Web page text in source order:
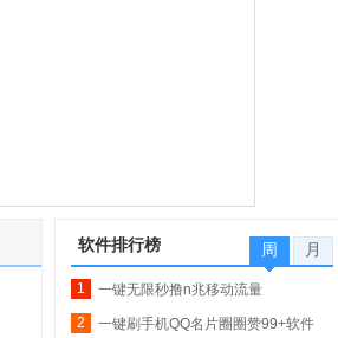
软件排行榜 周 月
1
一键无限秒撸n兆移动流量
2
一键刷手机QQ名片圈圈赞99+软件